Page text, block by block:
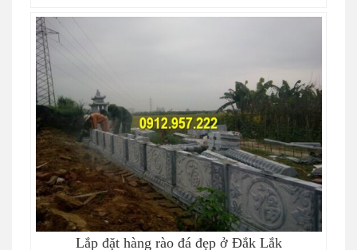
Lắp đặt hàng rào đá đẹp ở Đắk Lắk